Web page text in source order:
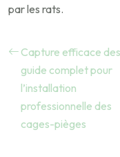
par les rats.
Capture efficace
guide complet pour
l’installation
professionnelle des
cages-pièges